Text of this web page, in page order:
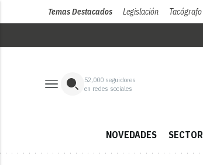
Temas Destacados Legislación Tacógrafo
52,000 seguidores
en redes sociales
NOVEDADES SECTOR